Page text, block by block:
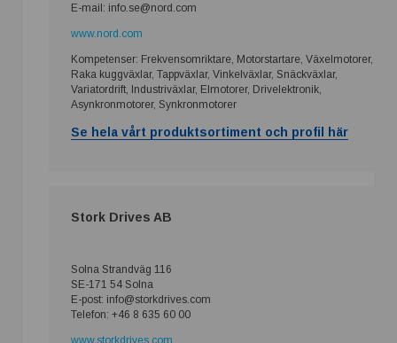
E-mail: info.se@nord.com
www.nord.com
Kompetenser: Frekvensomriktare, Motorstartare, Växelmotorer,
Raka kuggväxlar, Tappväxlar, Vinkelväxlar, Snäckväxlar,
Variatordrift, Industriväxlar, Elmotorer, Drivelektronik,
Asynkronmotorer, Synkronmotorer
Se hela vårt produktsortiment och profil här
Stork Drives AB
Solna Strandväg 116
SE-171 54 Solna
E-post: info@storkdrives.com
Telefon: +46 8 635 60 00
www.storkdrives.com